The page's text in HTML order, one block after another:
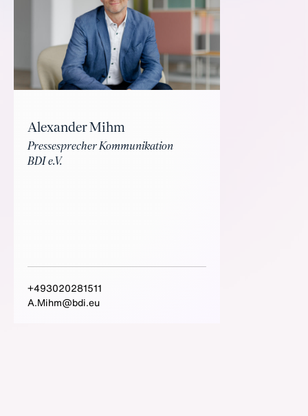
Alexander Mihm
Pressesprecher Kommunikation
BDI e.V.
+493020281511
A.Mihm@bdi.eu